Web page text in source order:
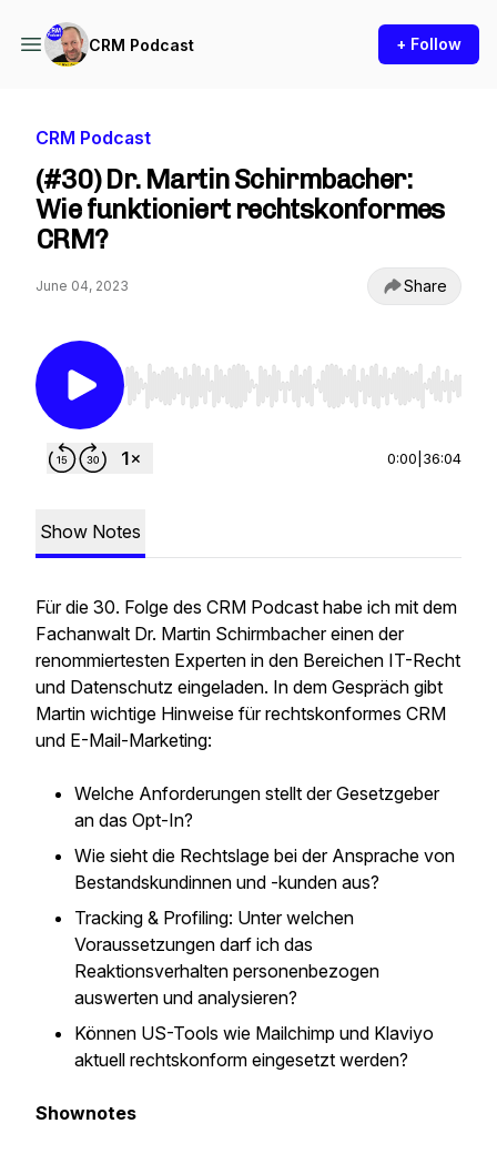
CRM Podcast + Follow
CRM Podcast
(#30) Dr. Martin Schirmbacher:
Wie funktioniert rechtskonformes
CRM?
June 04, 2023 Share
Use Left/Right to seek, Home/End to jump to
0:00 36:04
Show Notes
Für die 30. Folge des CRM Podcast habe ich mit dem
Fachanwalt Dr. Martin Schirmbacher einen der
renommiertesten Experten in den Bereichen IT-Recht
und Datenschutz eingeladen. In dem Gespräch gibt
Martin wichtige Hinweise für rechtskonformes CRM
und E-Mail-Marketing:
Welche Anforderungen stellt der Gesetzgeber
an das Opt-In?
Wie sieht die Rechtslage bei der Ansprache von
Bestandskundinnen und -kunden aus?
Tracking & Profiling: Unter welchen
Voraussetzungen darf ich das
Reaktionsverhalten personenbezogen
auswerten und analysieren?
Können US-Tools wie Mailchimp und Klaviyo
aktuell rechtskonform eingesetzt werden?
Shownotes